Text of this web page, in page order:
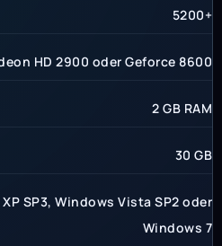
5200+
HD 2900 oder Geforce 8600
2 GB RAM
30 GB
SP3, Windows Vista SP2 oder
Windows 7